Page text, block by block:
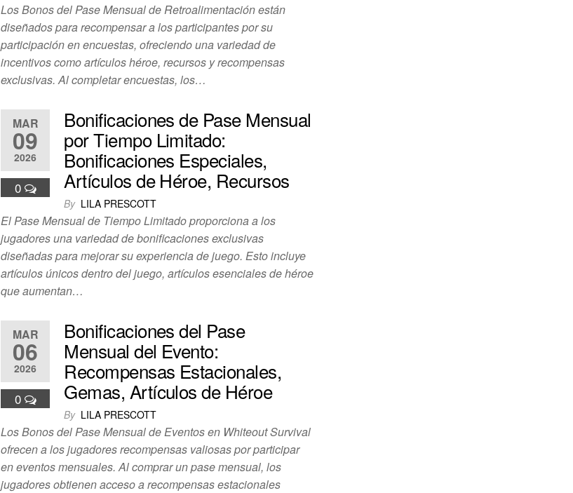
Los Bonos del Pase Mensual de Retroalimentación están
diseñados para recompensar a los participantes por su
participación en encuestas, ofreciendo una variedad de
incentivos como artículos héroe, recursos y recompensas
exclusivas. Al completar encuestas, los…
MAR
09
2026
0
Bonificaciones de Pase Mensual
por Tiempo Limitado:
Bonificaciones Especiales,
Artículos de Héroe, Recursos
By LILA PRESCOTT
El Pase Mensual de Tiempo Limitado proporciona a los
jugadores una variedad de bonificaciones exclusivas
diseñadas para mejorar su experiencia de juego. Esto incluye
artículos únicos dentro del juego, artículos esenciales de héroe
que aumentan…
MAR
06
2026
0
Bonificaciones del Pase
Mensual del Evento:
Recompensas Estacionales,
Gemas, Artículos de Héroe
By LILA PRESCOTT
Los Bonos del Pase Mensual de Eventos en Whiteout Survival
ofrecen a los jugadores recompensas valiosas por participar
en eventos mensuales. Al comprar un pase mensual, los
jugadores obtienen acceso a recompensas estacionales